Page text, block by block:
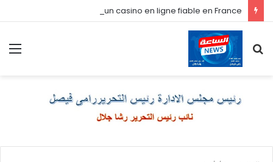
Comment je choisis un casino en ligne fiable en France
عن